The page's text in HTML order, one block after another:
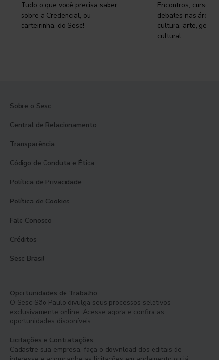
Tudo o que você precisa saber
sobre a Credencial, ou
carteirinha, do Sesc!
Encontros, cursos,
debates nas áreas
cultura, arte,
cultural
Sobre o Sesc
Central de Relacionamento
Transparência
Código de Conduta e Ética
Política de Privacidade
Política de Cookies
Fale Conosco
Créditos
Sesc Brasil
Oportunidades de Trabalho
O Sesc São Paulo divulga seus processos seletivos
exclusivamente online. Acesse agora e confira as
oportunidades disponíveis.
Licitações e Contratações
Cadastre sua empresa, faça o download dos editais de